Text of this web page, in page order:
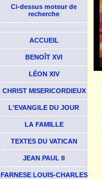
Ci-dessus moteur de
recherche
ACCUEIL
BENOÎT XVI
LÉON XIV
CHRIST MISERICORDIEUX
L'EVANGILE DU JOUR
LA FAMILLE
TEXTES DU VATICAN
JEAN PAUL II
FARNESE LOUIS-CHARLES